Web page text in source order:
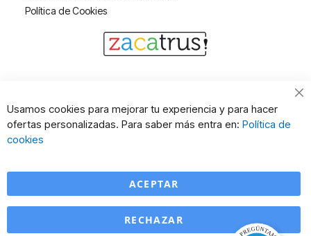
Política de Cookies
Usamos cookies para mejorar tu experiencia y para hacer
ofertas personalizadas. Para saber más entra en: Política de
cookies
ACEPTAR
RECHAZAR